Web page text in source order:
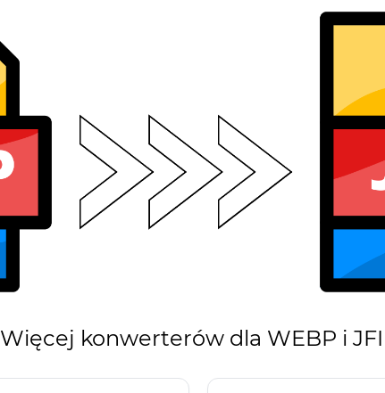
Więcej konwerterów dla WEBP i